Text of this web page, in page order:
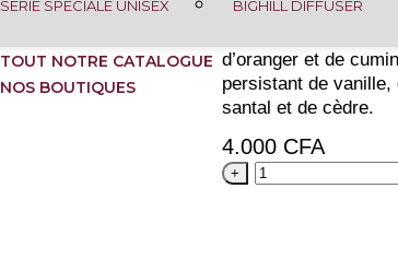
SÉRIE SPÉCIALE UNISEX
BIGHILL DIFFUSER
TOUT NOTRE CATALOGUE
NOS BOUTIQUES
de lavande, de
bergamote. Il est
d’oranger et de
persistant de vanille,
santal et de cèdre.
4.000 CFA
+